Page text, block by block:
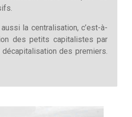
aussi la centralisation, c’est-à-
des petits capitalistes par
des premiers.